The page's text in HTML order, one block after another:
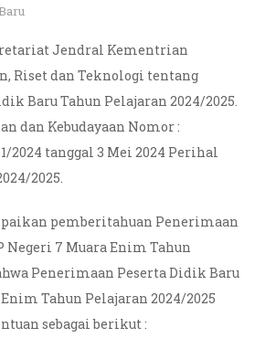
Jendral Kementrian
Riset dan Teknologi tentang
Baru Tahun Pelajaran 2024/2025.
dan Kebudayaan Nomor :
2024 tanggal 3 Mei 2024 Perihal
2025.
pemberitahuan Penerimaan
Negeri 7 Muara Enim Tahun
Penerimaan Peserta Didik Baru
Tahun Pelajaran 2024/2025
sebagai berikut :